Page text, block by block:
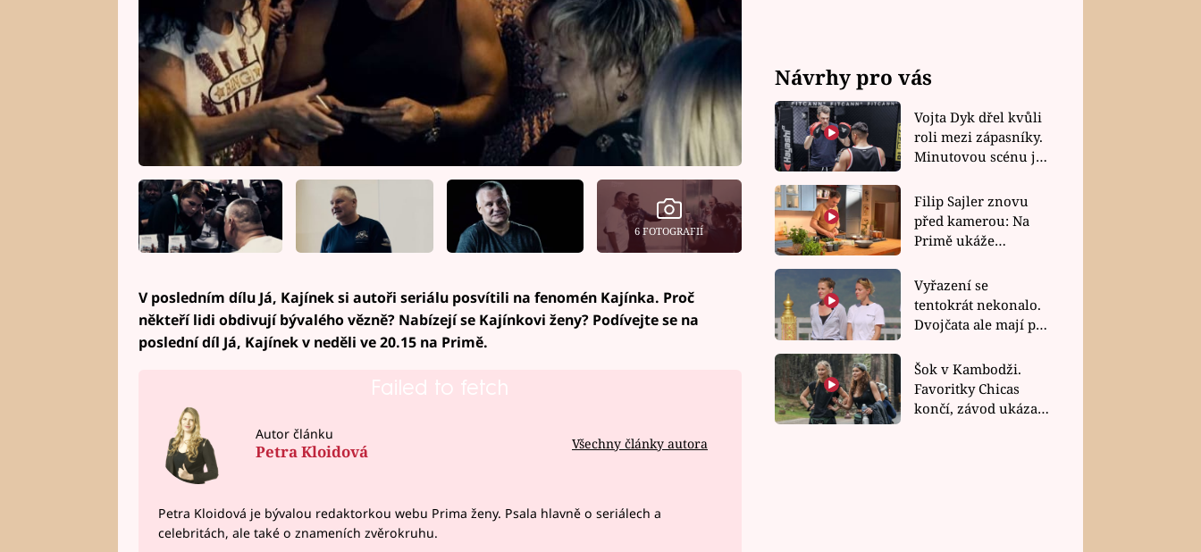
6 FOTOGRAFIÍ
V posledním dílu Já, Kajínek si autoři seriálu posvítili na fenomén Kajínka. Proč
někteří lidi obdivují bývalého vězně? Nabízejí se Kajínkovi ženy? Podívejte se na
poslední díl Já, Kajínek v neděli ve 20.15 na Primě.
Failed to fetch
Autor článku
Petra Kloidová Všechny články autora
Petra Kloidová je bývalou redaktorkou webu Prima ženy. Psala hlavně o seriálech a
celebritách, ale také o znameních zvěrokruhu.
Návrhy pro vás
Vojta Dyk dřel kvůli
roli mezi zápasníky.
Minutovou scénu jel
Filip Sajler znovu
před kamerou: Na
Primě ukáže
rychlé recepty
Vyřazení se
tentokrát nekonalo.
Dvojčata ale mají po
závodu nůž na krku
Šok v Kambodži.
Favoritky Chicas
končí, závod ukázal